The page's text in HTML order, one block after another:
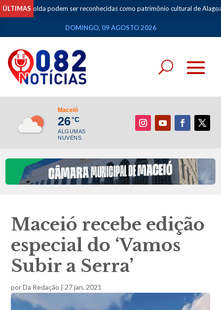
ÚLTIMAS
podem ser reconhecidas como patrimônio cultural de Alagoas •
DOMINGO, 09 AGOSTO 2026
Maceió
26°C
ALGUMAS
NUVENS
Maceió recebe edição
especial do ‘Vamos
Subir a Serra’
porDa Redação | 27 jan, 2021